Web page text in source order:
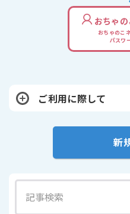
おちゃ
おちゃのこ
パスワ
ご利用に際して
新